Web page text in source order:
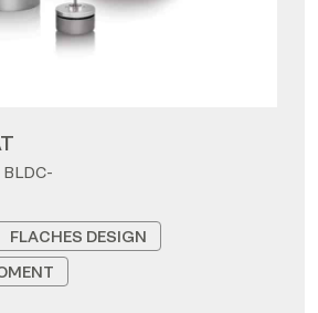
FLACHES DESIGN